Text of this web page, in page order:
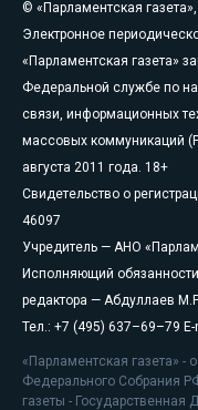
© «Парламентская газета»,
Электронное
«Парламентская газета»
Федеральной службе по
связи, информационных
массовых коммуникаций
августа 2011 года. 18+
Свидетельство о
46097
Учредитель — АНО
Исполняющий
редактора — Абдуллаев
Тел.: +7 (495) 637–69–79 E-
«Парламентская газета»
Федерального Собрания
газеты -